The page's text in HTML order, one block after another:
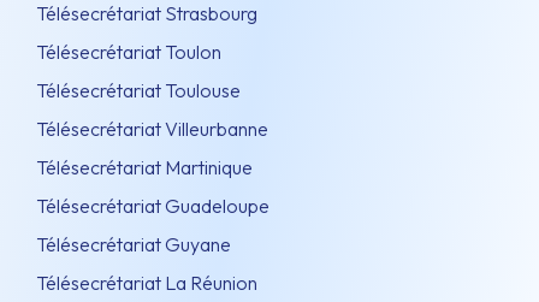
Télésecrétariat Strasbourg
Télésecrétariat Toulon
Télésecrétariat Toulouse
Télésecrétariat Villeurbanne
Télésecrétariat Martinique
Télésecrétariat Guadeloupe
Télésecrétariat Guyane
Télésecrétariat La Réunion